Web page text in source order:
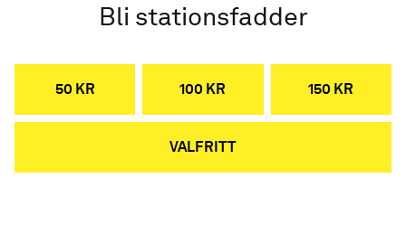
Bli stationsfadder
50 KR 100 KR 150 KR
VALFRITT